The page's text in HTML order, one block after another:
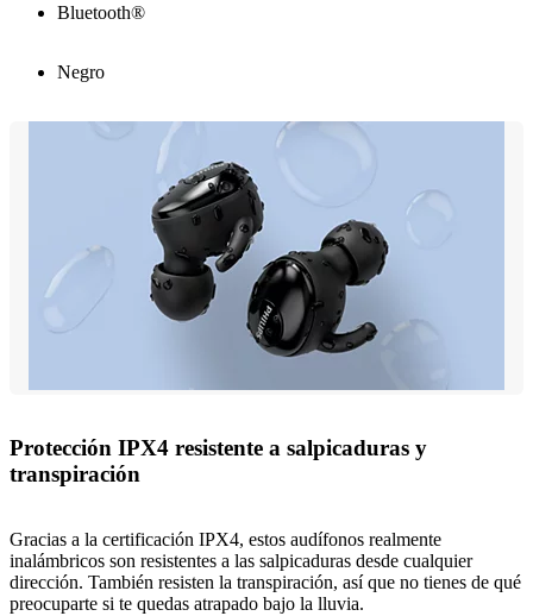
Bluetooth®
Negro
Protección IPX4 resistente a salpicaduras y
transpiración
Gracias a la certificación IPX4, estos audífonos realmente
inalámbricos son resistentes a las salpicaduras desde cualquier
dirección. También resisten la transpiración, así que no tienes de qué
preocuparte si te quedas atrapado bajo la lluvia.